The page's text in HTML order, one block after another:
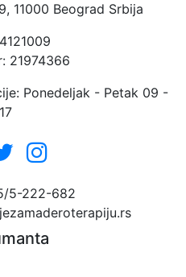
11000 Beograd Srbija
21974366
Ponedeljak - Petak 09 -
17
5-222-682